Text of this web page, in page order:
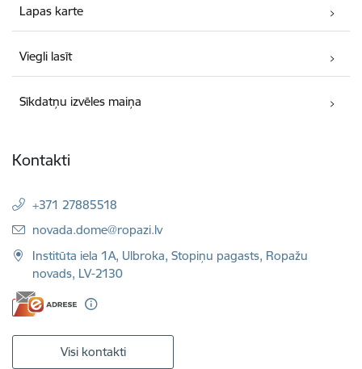
Lapas karte
Viegli lasīt
Sīkdatņu izvēles maiņa
Kontakti
+371 27885518
E-pasts:
novada.dome@ropazi.lv
Institūta iela 1A, Ulbroka, Stopiņu pagasts, Ropažu
novads, LV-2130
Visi kontakti